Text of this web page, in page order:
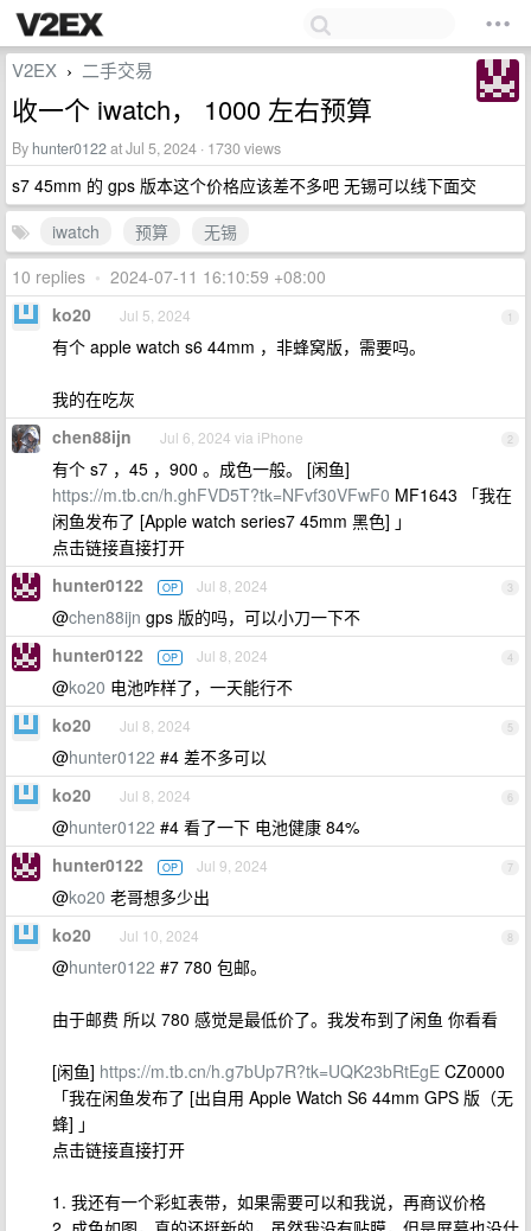
V2EX › 二手交易
收一个 iwatch， 1000 左右预算
By hunter0122at Jul 5, 2024 · 1730 views
s7 45mm 的 gps 版本这个价格应该差不多吧 无锡可以线下面交
iwatch
预算
无锡
10 replies • 2024-07-11 16:10:59 +08:00
1
ko20 Jul 5, 2024
有个 apple watch s6 44mm ，非蜂窝版，需要吗。
我的在吃灰
2
chen88ijn Jul 6, 2024 via iPhone
有个 s7 ，45 ，900 。成色一般。 [闲鱼]
https://m.tb.cn/h.ghFVD5T?tk=NFvf30VFwF0 MF1643 「我在
闲鱼发布了 [Apple watch series7 45mm 黑色] 」
点击链接直接打开
3
hunter0122 OP Jul 8, 2024
@chen88ijn gps 版的吗，可以小刀一下不
4
hunter0122 OP Jul 8, 2024
@ko20 电池咋样了，一天能行不
5
ko20 Jul 8, 2024
@hunter0122 #4 差不多可以
6
ko20 Jul 8, 2024
@hunter0122 #4 看了一下 电池健康 84%
7
hunter0122 OP Jul 9, 2024
@ko20 老哥想多少出
8
ko20 Jul 10, 2024
@hunter0122 #7 780 包邮。
由于邮费 所以 780 感觉是最低价了。我发布到了闲鱼 你看看
[闲鱼] https://m.tb.cn/h.g7bUp7R?tk=UQK23bRtEgE CZ0000
「我在闲鱼发布了 [出自用 Apple Watch S6 44mm GPS 版（无
蜂] 」
点击链接直接打开
1. 我还有一个彩虹表带，如果需要可以和我说，再商议价格